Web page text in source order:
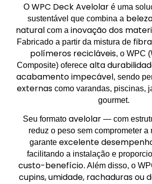
O WPC Deck Avelolar é uma
sustentável que combina a
natural com a inovação dos
Fabricado a partir da mistura de
polímeros recicláveis, o WPC
Composite) oferece alta
acabamento impecável, sendo
externascomo varandas, piscinas,
gourmet.
Seu formato avelolar — com
reduz o peso sem comprometer
garante excelente
facilitando a instalação e
custo-benefício. Além disso, o
cupins, umidade, rachaduras ou